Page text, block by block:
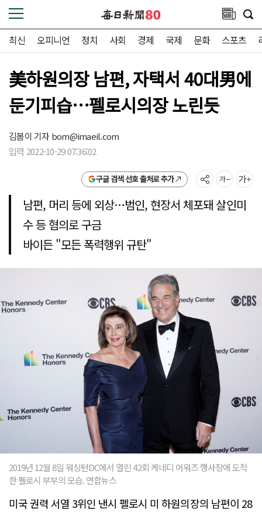
최신 오피니언 정치 사회 경제 국제 문화 스포츠
美하원의장 남편, 자택서 40대男에
둔기피습…펠로시의장 노린듯
김봄이 기자bom@imaeil.com
입력 2022-10-29 07:36:02
구글 검색 선호 출처로 추가
남편, 머리 등에 외상…범인, 현장서 체포돼 살인미
수 등 혐의로 구금
바이든 "모든 폭력행위 규탄"
2019년 12월 8일 워싱턴DC에서 열린 42회 케네디 어워즈 행사장에 도착
한 펠로시 부부의 모습. 연합뉴스
미국 권력 서열 3위인 낸시 펠로시 미 하원의장의 남편이 28